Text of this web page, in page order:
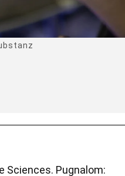
Sciences. Pugnalom: